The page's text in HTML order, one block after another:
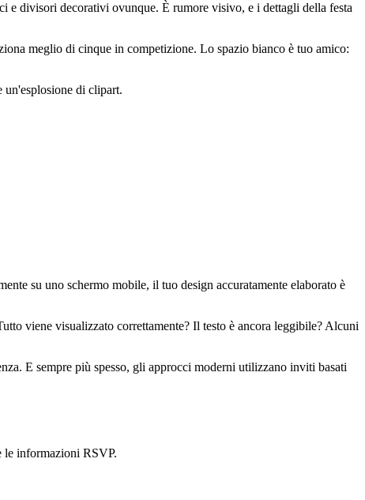
divisori decorativi ovunque. È rumore visivo, e i dettagli della festa
meglio di cinque in competizione. Lo spazio bianco è tuo amico:
di clipart.
su uno schermo mobile, il tuo design accuratamente elaborato è
viene visualizzato correttamente? Il testo è ancora leggibile? Alcuni
E sempre più spesso, gli approcci moderni utilizzano inviti basati
le informazioni RSVP.